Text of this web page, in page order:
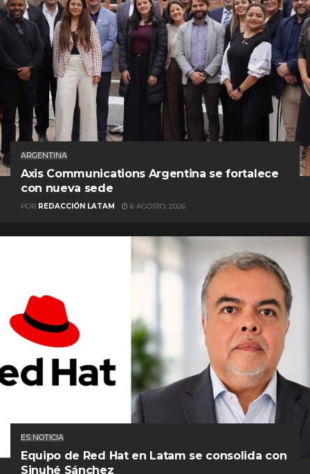
ARGENTINA
Axis Communications Argentina se fortalece
con nueva sede
POR REDACCIÓN LATAM 6 AGOSTO, 2026
ES NOTICIA
Equipo de Red Hat en Latam se consolida con
Sinuhé Sánchez